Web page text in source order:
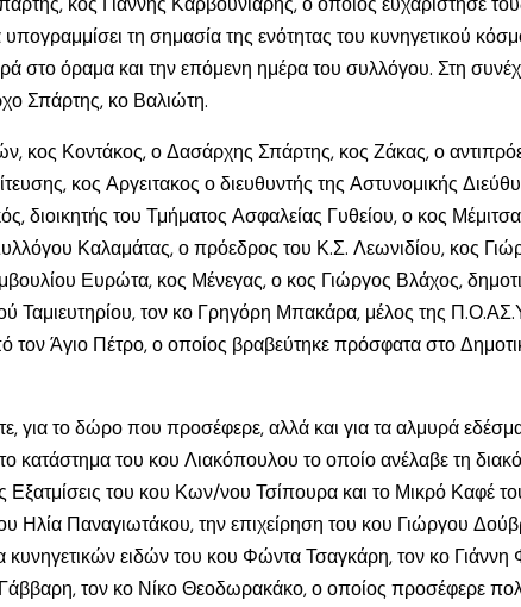
τη σημασία της ενότητας του κυνηγετικού
στο όραμα και την επόμενη ημέρα του συλλόγου. Στη
Σπάρτης, κο Βαλιώτη.
κος Κοντάκος, ο Δασάρχης Σπάρτης, κος Ζάκας, ο
κος Αργειτακος ο διευθυντής της Αστυνομικής
διοικητής του Τμήματος Ασφαλείας Γυθείου, ο κος
Καλαμάτας, ο πρόεδρος του Κ.Σ. Λεωνιδίου, κος
Ευρώτα, κος Μένεγας, ο κος Γιώργος Βλάχος,
Ταμιευτηρίου, τον κο Γρηγόρη Μπακάρα, μέλος της
Άγιο Πέτρο, ο οποίος βραβεύτηκε πρόσφατα στο
για το δώρο που προσέφερε, αλλά και για τα αλμυρά
κατάστημα του κου Λιακόπουλου το οποίο ανέλαβε τη
του κου Κων/νου Τσίπουρα και το Μικρό Καφέ
Ηλία Παναγιωτάκου, την επιχείρηση του κου Γιώργου
ειδών του κου Φώντα Τσαγκάρη, τον κο
τον κο Νίκο Θεοδωρακάκο, ο οποίος προσέφερε